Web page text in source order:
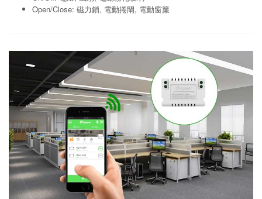
Open/Close: 磁力鎖, 電動捲閘, 電動窗簾